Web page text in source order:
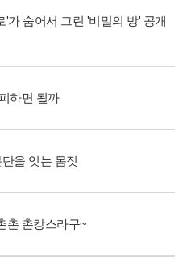
'가 숨어서 그린 '비밀의 방' 공개
하면 될까
을 잇는 몸짓
촌 촌캉스라구~